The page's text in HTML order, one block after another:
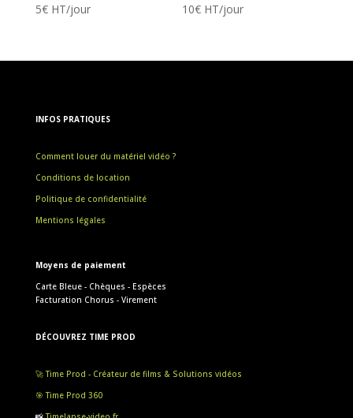
5€HT/jour 10€ HT/jour
INFOS PRATIQUES
Comment louer du matériel vidéo ?
Conditions de location
Politique de confidentialité
Mentions légales
Moyens de paiement
Carte Bleue - Chèques - Espèces
Facturation Chorus - Virement
DÉCOUVREZ TIME PROD
🚀 Time Prod - Créateur de films & Solutions vidéos
🎯 Time Prod 360